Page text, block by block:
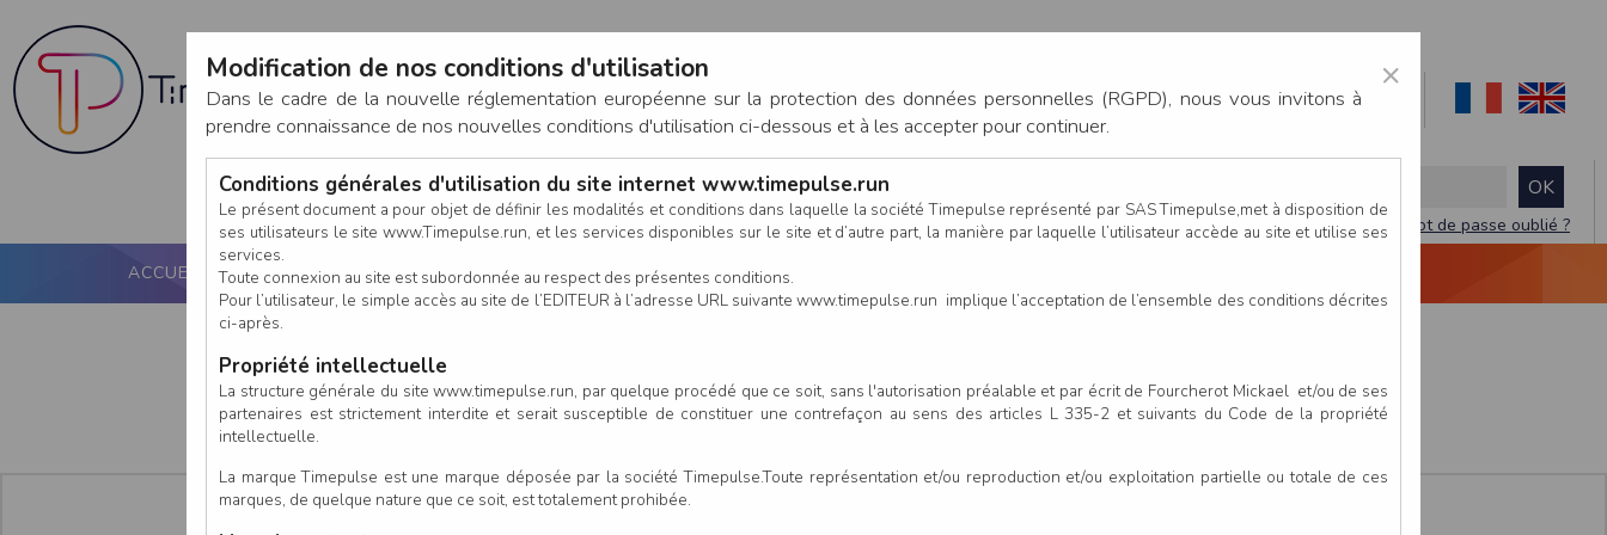
CONNEXION
Mot de passe oublié ?
ACCUEIL PUCE ACTIVE NOS SERVICES CALENDRIER RÉSULTATS
Créer votre compte
×
Modification de nos conditions d'utilisation
Dans le cadre de la nouvelle réglementation européenne sur la protection des données personnelles (RGPD), nous vous invitons à
prendre connaissance de nos nouvelles conditions d'utilisation ci-dessous et à les accepter pour continuer.
Conditions générales d'utilisation du site internet www.timepulse.run
Le présent document a pour objet de définir les modalités et conditions dans laquelle la société Timepulse représenté par SAS Timepulse,met à disposition de
ses utilisateurs le site www.Timepulse.run, et les services disponibles sur le site et d’autre part, la manière par laquelle l’utilisateur accède au site et utilise ses
services.
Toute connexion au site est subordonnée au respect des présentes conditions.
Pour l’utilisateur, le simple accès au site de l’EDITEUR à l’adresse URL suivante www.timepulse.run implique l’acceptation de l’ensemble des conditions décrites
ci-après.
Propriété intellectuelle
La structure générale du site www.timepulse.run, par quelque procédé que ce soit, sans l'autorisation préalable et par écrit de Fourcherot Mickael et/ou de ses
partenaires est strictement interdite et serait susceptible de constituer une contrefaçon au sens des articles L 335-2 et suivants du Code de la propriété
intellectuelle.
La marque Timepulse est une marque déposée par la société Timepulse.Toute représentation et/ou reproduction et/ou exploitation partielle ou totale de ces
marques, de quelque nature que ce soit, est totalement prohibée.